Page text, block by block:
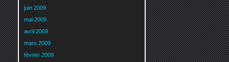
juin 2009
mai 2009
avril 2009
mars 2009
février 2009